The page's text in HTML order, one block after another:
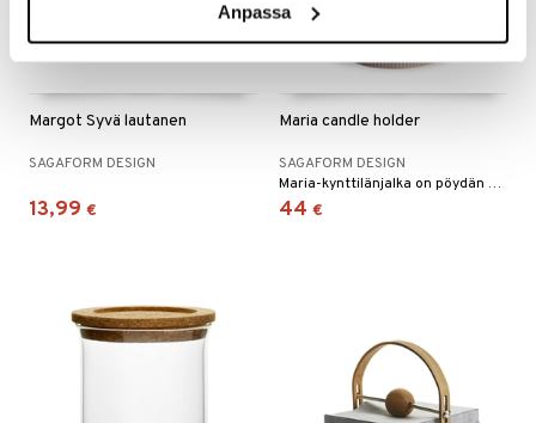
Anpassa
Margot Syvä lautanen
SAGAFORM DESIGN
13,99 €
Maria candle holder
SAGAFORM DESIGN
Maria-kynttilänjalka on pöydän keskipiste jouluna, mutta myös muina juhlapyhinä.
44 €